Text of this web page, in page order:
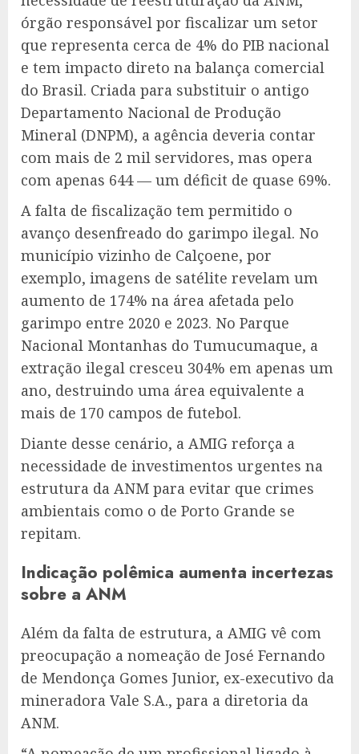
órgão responsável por fiscalizar um setor
que representa cerca de 4% do PIB nacional
e tem impacto direto na balança comercial
do Brasil. Criada para substituir o antigo
Departamento Nacional de Produção
Mineral (DNPM), a agência deveria contar
com mais de 2 mil servidores, mas opera
com apenas 644 — um déficit de quase 69%.
A falta de fiscalização tem permitido o
avanço desenfreado do garimpo ilegal. No
município vizinho de Calçoene, por
exemplo, imagens de satélite revelam um
aumento de 174% na área afetada pelo
garimpo entre 2020 e 2023. No Parque
Nacional Montanhas do Tumucumaque, a
extração ilegal cresceu 304% em apenas um
ano, destruindo uma área equivalente a
mais de 170 campos de futebol.
Diante desse cenário, a AMIG reforça a
necessidade de investimentos urgentes na
estrutura da ANM para evitar que crimes
ambientais como o de Porto Grande se
repitam.
Indicação polêmica aumenta incertezas
sobre a ANM
Além da falta de estrutura, a AMIG vê com
preocupação a nomeação de José Fernando
de Mendonça Gomes Junior, ex-executivo da
mineradora Vale S.A., para a diretoria da
ANM.